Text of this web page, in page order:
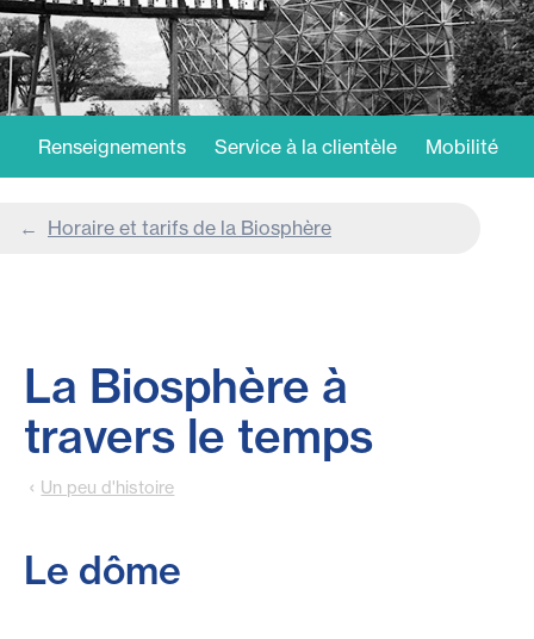
Renseignements Service à la clientèle Mobilité
Horaire et tarifs de la Biosphère
La Biosphère à
travers le temps
Un peu d'histoire
Le dôme